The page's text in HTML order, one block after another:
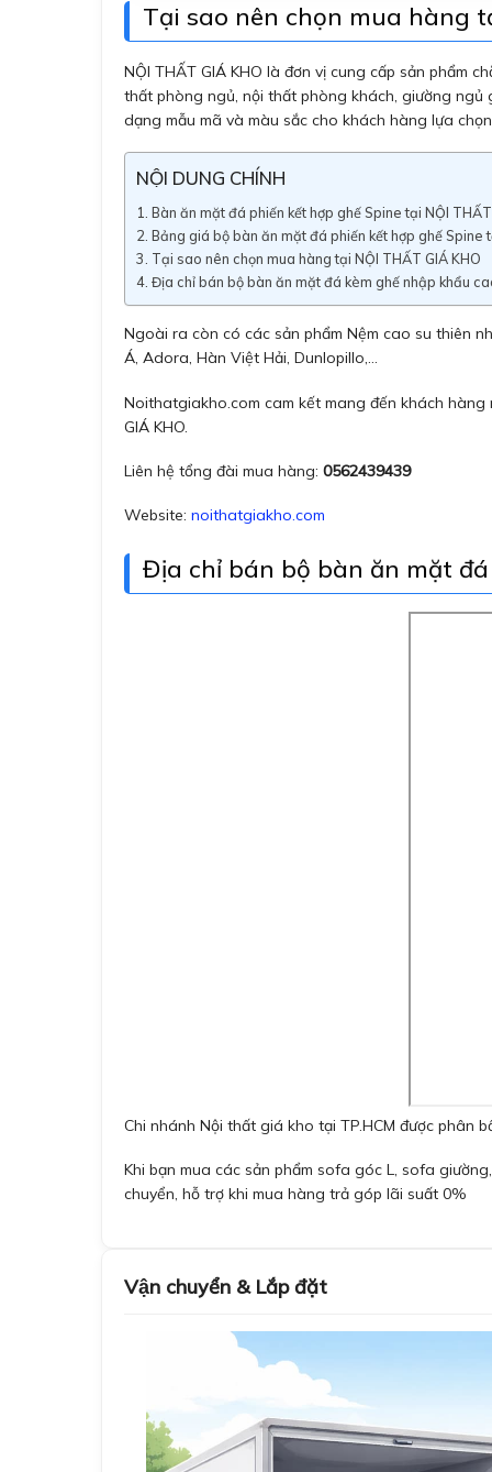
Tại sao nên chọn mua hàng
NỘI THẤT GIÁ KHO là đơn vị cung cấp sản phẩm
thất phòng ngủ, nội thất phòng khách, giường
dạng mẫu mã và màu sắc cho khách hàng lựa
NỘI DUNG CHÍNH
Bàn ăn mặt đá phiến kết hợp ghế Spine tại NỘI THẤT
Bảng giá bộ bàn ăn mặt đá phiến kết hợp ghế Spine
Tại sao nên chọn mua hàng tại NỘI THẤT GIÁ KHO
Địa chỉ bán bộ bàn ăn mặt đá kèm ghế nhập khẩu
Ngoài ra còn có các sản phẩm Nệm cao su thiên
Á, Adora, Hàn Việt Hải, Dunlopillo,…
Noithatgiakho.com cam kết mang đến khách
GIÁ KHO.
Liên hệ tổng đài mua hàng: 0562439439
Website: noithatgiakho.com
Địa chỉ bán bộ bàn ăn mặt
Chi nhánh Nội thất giá kho tại TP.HCM được phân
Khi bạn mua các sản phẩm sofa góc L, sofa
chuyển, hỗ trợ khi mua hàng trả góp lãi suất 0%
Vận chuyển & Lắp đặt